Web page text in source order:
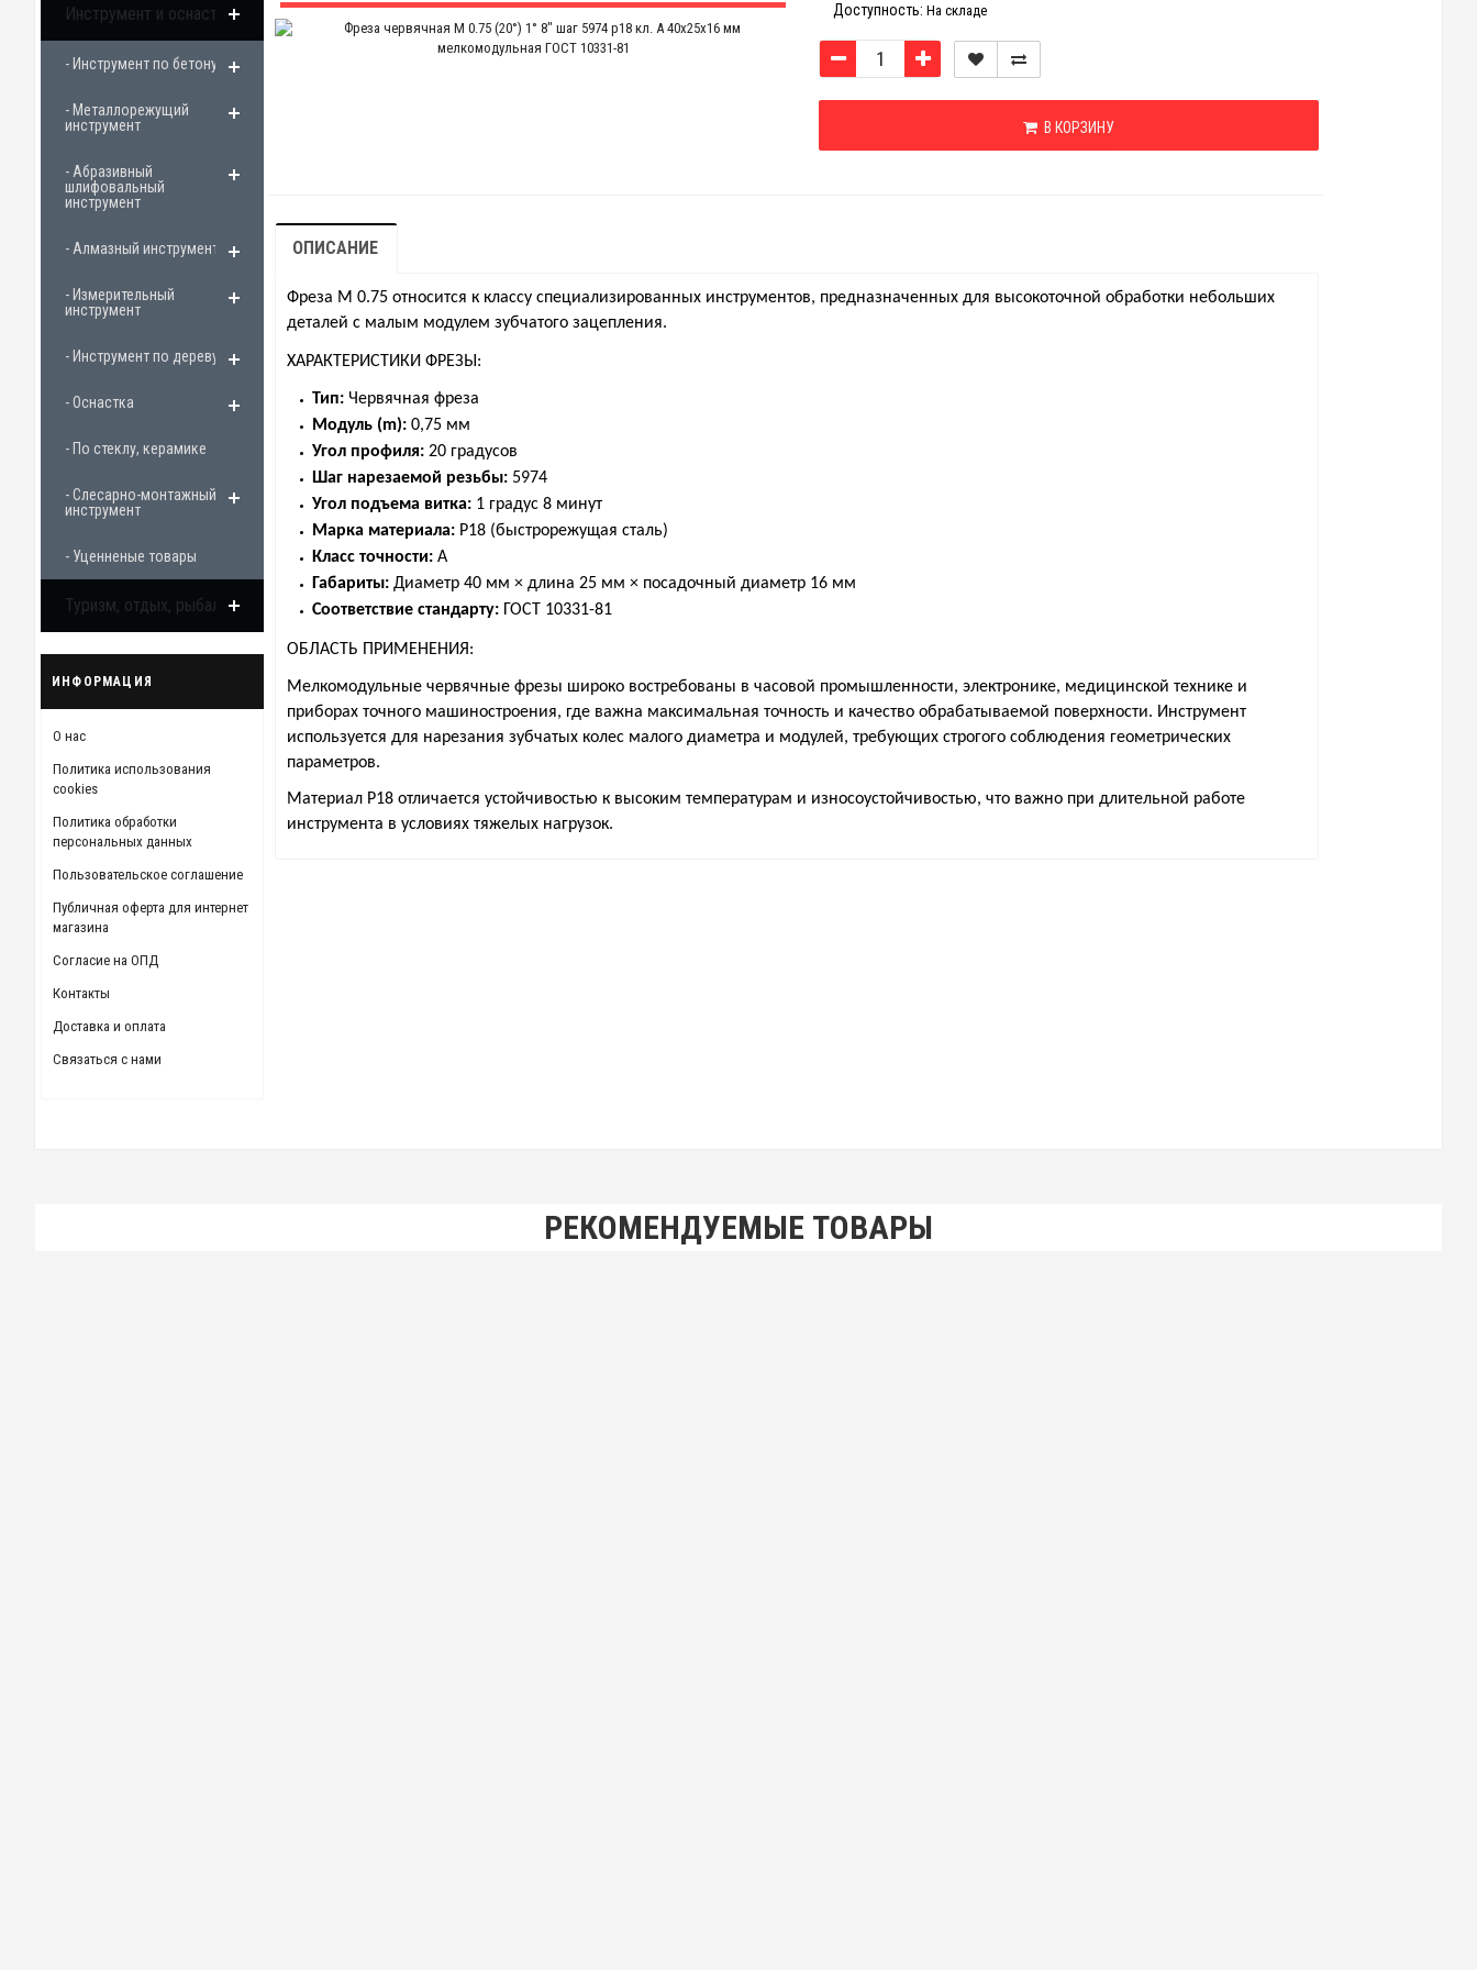
Инструмент и оснастка
- Инструмент по бетону
- Металлорежущий
инструмент
- Абразивный
шлифовальный
инструмент
- Алмазный инструмент
- Измерительный
инструмент
- Инструмент по дереву
- Оснастка
- По стеклу, керамике
- Слесарно-монтажный
инструмент
- Уценненые товары
Туризм, отдых, рыбалка
ИНФОРМАЦИЯ
О нас
Политика использования
cookies
Политика обработки
персональных данных
Пользовательское соглашение
Публичная оферта для интернет
магазина
Согласие на ОПД
Контакты
Доставка и оплата
Связаться с нами
Доступность: На складе
В КОРЗИНУ
ОПИСАНИЕ
Фреза М 0.75 относится к классу специализированных инструментов, предназначенных для высокоточной обработки небольших
деталей с малым модулем зубчатого зацепления.
ХАРАКТЕРИСТИКИ ФРЕЗЫ:
Тип: Червячная фреза
Модуль (m): 0,75 мм
Угол профиля: 20 градусов
Шаг нарезаемой резьбы: 5974
Угол подъема витка: 1 градус 8 минут
Марка материала: Р18 (быстрорежущая сталь)
Класс точности: А
Габариты: Диаметр 40 мм × длина 25 мм × посадочный диаметр 16 мм
Соответствие стандарту: ГОСТ 10331-81
ОБЛАСТЬ ПРИМЕНЕНИЯ:
Мелкомодульные червячные фрезы широко востребованы в часовой промышленности, электронике, медицинской технике и
приборах точного машиностроения, где важна максимальная точность и качество обрабатываемой поверхности. Инструмент
используется для нарезания зубчатых колес малого диаметра и модулей, требующих строгого соблюдения геометрических
параметров.
Материал Р18 отличается устойчивостью к высоким температурам и износоустойчивостью, что важно при длительной работе
инструмента в условиях тяжелых нагрузок.
РЕКОМЕНДУЕМЫЕ ТОВАРЫ